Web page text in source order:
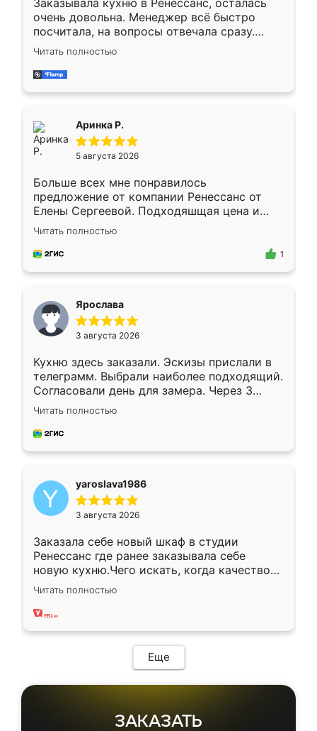
Заказывала кухню в Ренессанс, осталась
очень довольна. Менеджер всё быстро
посчитала, на вопросы отвечала сразу.
Замерщик приехал в субботу, подошёл к
делу со всей ответственностью. Собрали
за день, ребята работали аккуратно, даже
Читать полностью
Аринка Р.
5 августа 2026
Больше всех мне понравилось
предложение от компании Ренессанс от
Елены Сергеевой. Подходяшщая цена и
короткие сроки изготовления. Приехавший
для замера сотрудник Владислав
предложил по моему эскизу самый
Читать полностью
1
Ярослава
3 августа 2026
Кухню здесь заказали. Эскизы прислали в
телеграмм. Выбрали наиболее подходящий.
Согласовали день для замера. Через 3
недели кухня была уже готова. Остались
довольны работой. Спасибо Ренессанс
мебель за качественную работу!
Читать полностью
yaroslava1986
3 августа 2026
Заказала себе новый шкаф в студии
Ренессанс где ранее заказывала себе
новую кухню.Чего искать, когда качеством
вполне довольна. Служит кухня уже почти
два года, нареканий нет.
Читать полностью
Еще
ЗАКАЗАТЬ